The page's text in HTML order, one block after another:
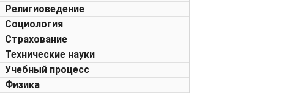
Религиоведение
Социология
Страхование
Технические науки
Учебный процесс
Физика